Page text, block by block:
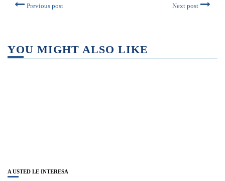
Previous post Next post
YOU MIGHT ALSO LIKE
A USTED LE INTERESA